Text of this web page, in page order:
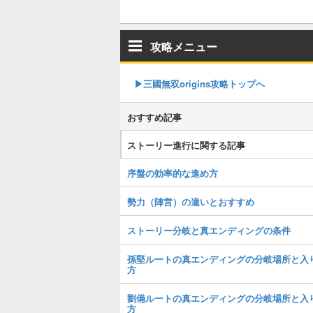
攻略メニュー
▶︎三國無双origins攻略トップへ
おすすめ記事
ストーリー進行に関する記事
序盤の効率的な進め方
勢力（陣営）の違いとおすすめ
ストーリー分岐と真エンディングの条件
孫堅ルートの真エンディングの分岐場所と入
方
劉備ルートの真エンディングの分岐場所と入
方